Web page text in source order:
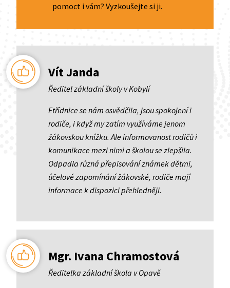
pomoct i vám? Vyzkoušejte si ji.
Vít Janda
Ředitel základní školy v Kobylí
Etřídnice se nám osvědčila, jsou spokojení i
rodiče, i když my zatím využíváme jenom
žákovskou knížku. Ale informovanost rodičů i
komunikace mezi nimi a školou se zlepšila.
Odpadla různá přepisování známek dětmi,
účelové zapomínání žákovské, rodiče mají
informace k dispozici přehledněji.
Mgr. Ivana Chramostová
Ředitelka základní škola v Opavě